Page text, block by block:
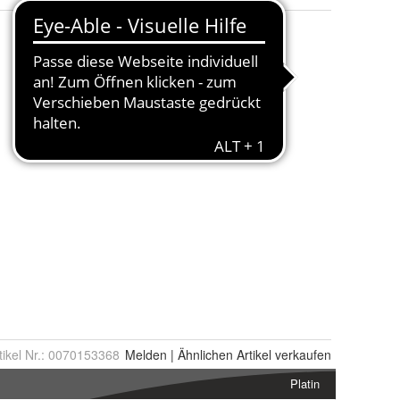
Nr.: 0070153368 Melden | Ähnlichen Artikel verkaufen
Platin